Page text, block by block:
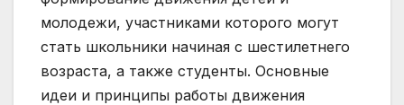
молодежи, участниками которого могут
стать школьники начиная с шестилетнего
возраста, а также студенты. Основные
идеи и принципы работы движения